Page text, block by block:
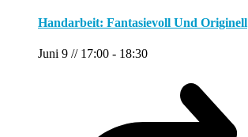
Handarbeit: Fantasievoll Und Originell
Juni 9 // 17:00 - 18:30